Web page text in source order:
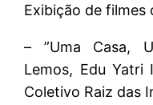
Exibição de filmes
– ”Uma Casa,
Lemos, Edu Yatri
Coletivo Raiz das